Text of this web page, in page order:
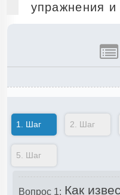
упражнения и
1. Шаг 2. Шаг
5. Шаг
Вопрос 1: Как